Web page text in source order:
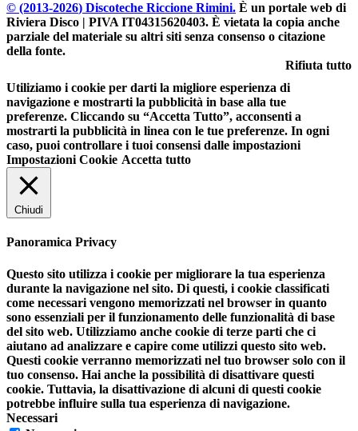
© (2013-2026) Discoteche Riccione Rimini. È un portale web di
Riviera Disco | PIVA IT04315620403. È vietata la copia anche
parziale del materiale su altri siti senza consenso o citazione
della fonte.
Rifiuta tutto
Utiliziamo i cookie per darti la migliore esperienza di
navigazione e mostrarti la pubblicità in base alla tue
preferenze. Cliccando su “Accetta Tutto”, acconsenti a
mostrarti la pubblicità in linea con le tue preferenze. In ogni
caso, puoi controllare i tuoi consensi dalle impostazioni
Impostazioni Cookie Accetta tutto
Chiudi
Panoramica Privacy
Questo sito utilizza i cookie per migliorare la tua esperienza
durante la navigazione nel sito. Di questi, i cookie classificati
come necessari vengono memorizzati nel browser in quanto
sono essenziali per il funzionamento delle funzionalità di base
del sito web. Utilizziamo anche cookie di terze parti che ci
aiutano ad analizzare e capire come utilizzi questo sito web.
Questi cookie verranno memorizzati nel tuo browser solo con il
tuo consenso. Hai anche la possibilità di disattivare questi
cookie. Tuttavia, la disattivazione di alcuni di questi cookie
potrebbe influire sulla tua esperienza di navigazione.
Necessari